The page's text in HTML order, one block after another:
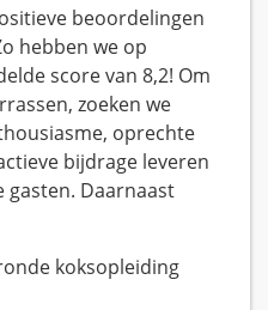
beoordelingen
hebben we op
score van 8,2! Om
zoeken we
oprechte
bijdrage leveren
gasten. Daarnaast
koksopleiding